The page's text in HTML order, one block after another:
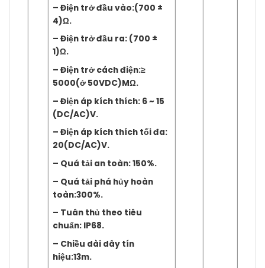
– Điện trở đầu vào:(700 ±
4)Ω.
– Điện trở đầu ra: (700 ±
1)Ω.
– Điện trở cách điện:≥
5000(ở 50VDC)MΩ.
– Điện áp kích thích: 6 ~ 15
(DC/AC)V.
– Điện áp kích thích tối đa:
20(DC/AC)V.
– Quá tải an toàn: 150%.
– Quá tải phá hủy hoàn
toàn:300%.
– Tuân thủ theo tiêu
chuẩn: IP68.
– Chiều dài dây tín
hiệu:13m.